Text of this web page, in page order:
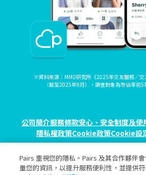
※資料來源：MMD研究所《2025年交友服務／交
（截至2025年9月），調查對象為市佔率前
公司簡介服務條款安心、安全制度及使
隱私權政策Cookie政策Cookie設
© eureka, Inc. All rights
Pairs 重視您的隱私。Pairs 及其合作夥伴
量您的資訊，以提升服務便利性，並提供